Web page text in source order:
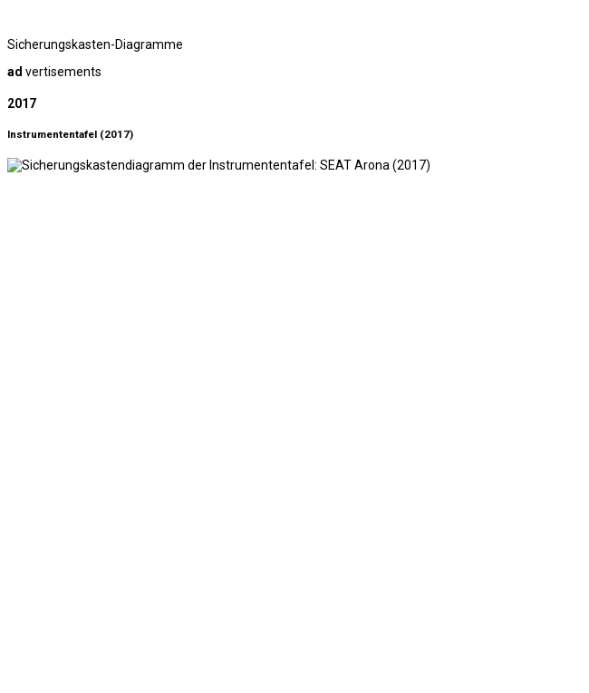
Sicherungskasten-Diagramme
ad vertisements
2017
Instrumententafel (2017)